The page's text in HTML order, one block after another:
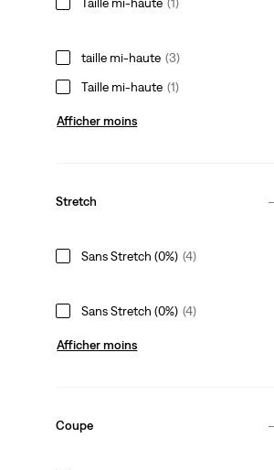
taille mi‑haute (3)
Taille mi-haute (1)
Afficher moins
Stretch
Sans Stretch (0%) (4)
Sans Stretch (0%) (4)
Afficher moins
Coupe